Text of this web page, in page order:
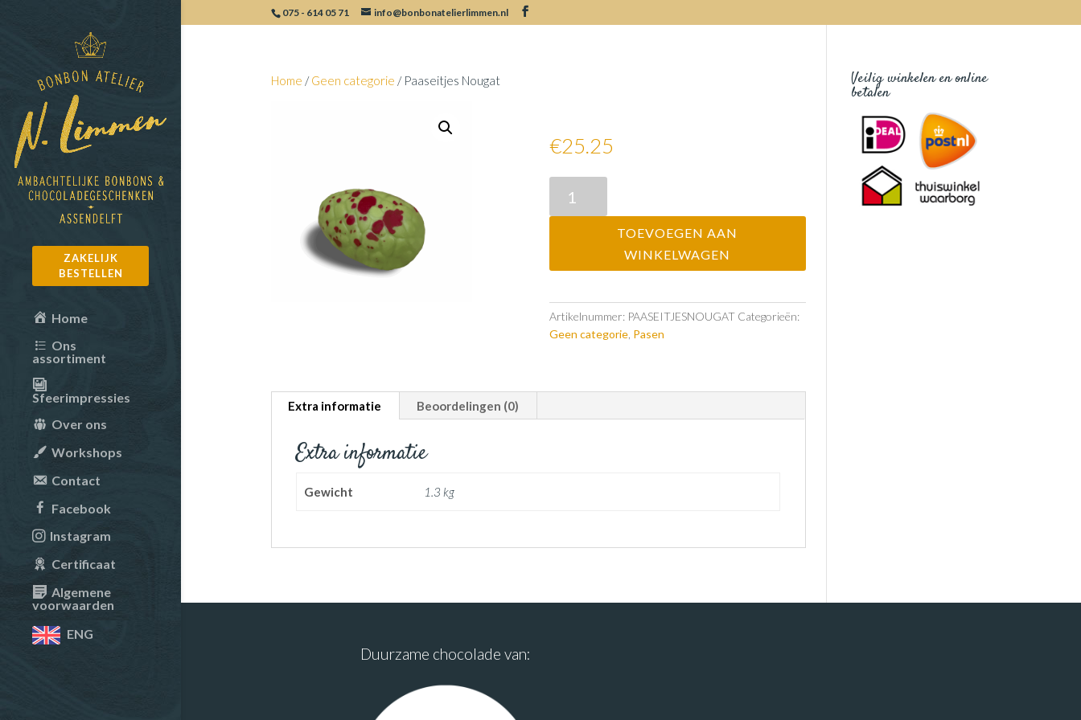
075 - 614 05 71 info@bonbonatelierlimmen.nl
ZAKELIJK
BESTELLEN
Home
Ons
assortiment
Sfeerimpressies
Over ons
Workshops
Contact
Facebook
Instagram
Certificaat
Algemene
voorwaarden
ENG
Home /Geen categorie / Paaseitjes Nougat
€25.25
Nougat
aantal
TOEVOEGEN AAN
WINKELWAGEN
Artikelnummer: PAASEITJESNOUGAT Categorieën:
Geen categorie, Pasen
Extra informatie Beoordelingen (0)
Extra informatie
Gewicht 1.3 kg
Veilig winkelen en online
betalen
Duurzame chocolade van: